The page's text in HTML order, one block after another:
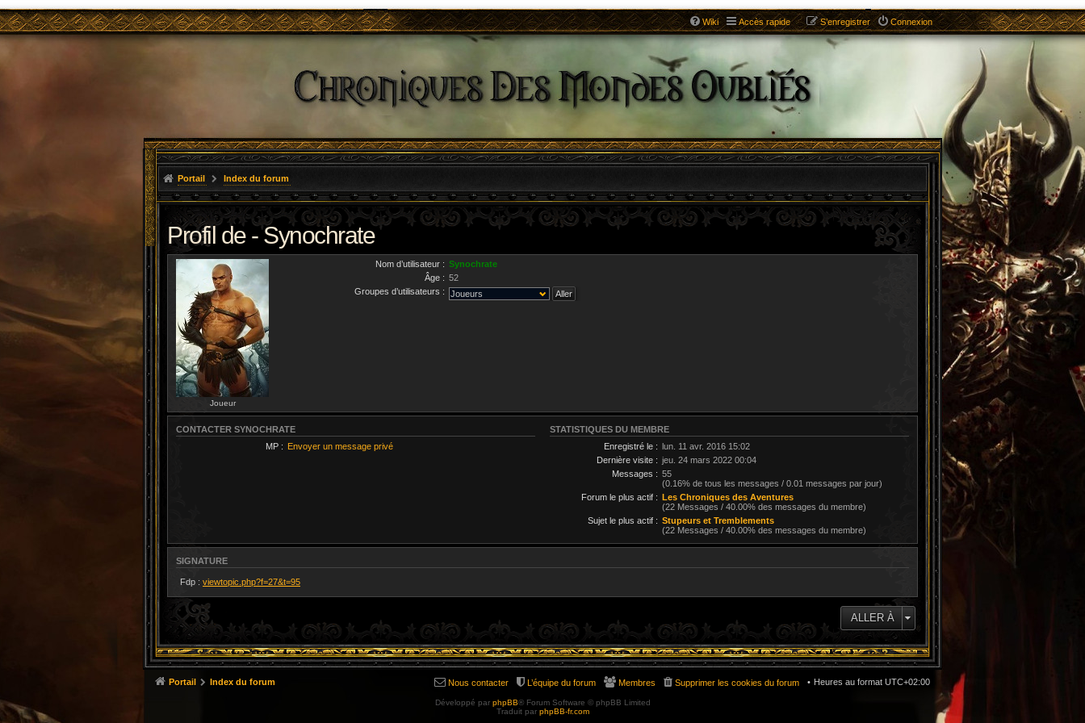
Wiki Accès rapide Connexion
S’enregistrer
Portail Index du forum
Profil de - Synochrate
Joueur
Nom d’utilisateur : Synochrate
Âge : 52
Groupes d’utilisateurs :
CONTACTER SYNOCHRATE
MP : Envoyer un message privé
STATISTIQUES DU MEMBRE
Enregistré le : lun. 11 avr. 2016 15:02
Dernière visite : jeu. 24 mars 2022 00:04
Messages : 55
(0.16% de tous les messages / 0.01 messages par jour)
Forum le plus actif : Les Chroniques des Aventures
(22 Messages / 40.00% des messages du membre)
Sujet le plus actif : Stupeurs et Tremblements
(22 Messages / 40.00% des messages du membre)
SIGNATURE
Fdp : viewtopic.php?f=27&t=95
ALLER À
Portail Index du forum Heures au format UTC+02:00
Supprimer les cookies du forum
Membres
L’équipe du forum
Nous contacter
Développé par phpBB® Forum Software © phpBB Limited
Traduit par phpBB-fr.com